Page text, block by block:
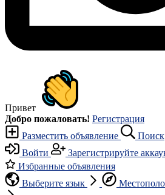
Привет
Добро пожаловать! Регистрация
Разместить объявление
Поиск
Войти
Зарегистрируйте
Избранные объявления
Выберите язык